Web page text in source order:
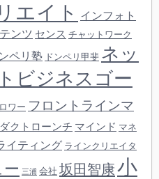
エイト
インフォト
ンツ センス チャットワーク
ペリ塾 ドンペリ甲斐 ネッ
ビジネスゴー
ワー フロントラインマ
クトローンチ マインド マネ
イティング ラインクリエイタ
三浦 会社 坂田智康小